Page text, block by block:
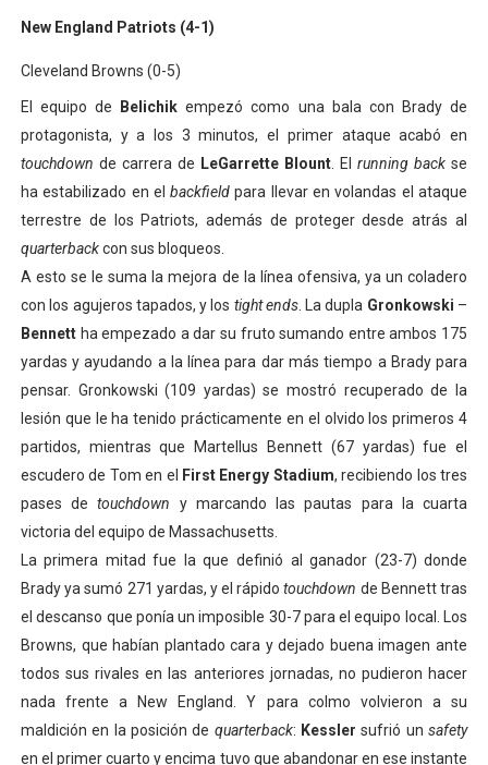
New England Patriots (4-1)
Cleveland Browns (0-5)
El equipo de Belichik empezó como una bala con Brady de
protagonista, y a los 3 minutos, el primer ataque acabó en
touchdown de carrera de LeGarrette Blount . Elrunning back se
ha estabilizado en elbackfield para llevar en volandas el ataque
terrestre de los Patriots, además de proteger desde atrás al
quarterbackcon sus bloqueos.
A esto se le suma la mejora de la línea ofensiva, ya un coladero
con los agujeros tapados, y los tight ends. La dupla Gronkowski –
Bennettha empezado a dar su fruto sumando entre ambos 175
yardas y ayudando a la línea para dar más tiempo a Brady para
pensar. Gronkowski (109 yardas) se mostró recuperado de la
lesión que le ha tenido prácticamente en el olvido los primeros 4
partidos, mientras que Martellus Bennett (67 yardas) fue el
escudero de Tom en el
First Energy Stadium, recibiendo los tres
pases detouchdown y marcando las pautas para la cuarta
victoria del equipo de Massachusetts.
La primera mitad fue la que definió al ganador (23-7) donde
Brady ya sumó 271 yardas, y el rápidotouchdown de Bennett tras
el descanso que ponía un imposible 30-7 para el equipo local. Los
Browns, que habían plantado cara y dejado buena imagen ante
todos sus rivales en las anteriores jornadas, no pudieron hacer
nada frente a New England. Y para colmo volvieron a su
maldición en la posición de quarterback: Kessler sufrió unsafety
en el primer cuarto y encima tuvo que abandonar en ese instante